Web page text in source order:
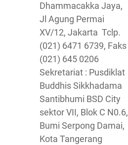
Dhammacakka Jaya,
Jl Agung Permai
XV/12, Jakarta Tclp.
(021) 6471 6739, Faks
(021) 645 0206
Sekretariat : Pusdiklat
Buddhis Sikkhadama
Santibhumi BSD City
sektor VII, Blok C N0.6,
Bumi Serpong Damai,
Kota Tangerang